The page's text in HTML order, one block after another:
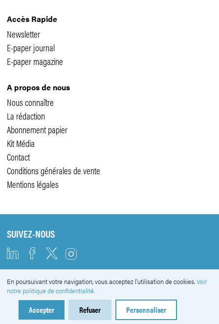
Accès Rapide
Newsletter
E-paper journal
E-paper magazine
A propos de nous
Nous connaître
La rédaction
Abonnement papier
Kit Média
Contact
Conditions générales de vente
Mentions légales
SUIVEZ-NOUS
NEWSLETTER
En poursuivant votre navigation, vous acceptez l'utilisation de cookies.Voir
notre politique de confidentialité.
Accepter Refuser Personnaliser